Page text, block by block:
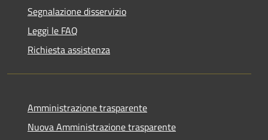
Segnalazione disservizio
Leggi le FAQ
Richiesta assistenza
Amministrazione trasparente
Nuova Amministrazione trasparente